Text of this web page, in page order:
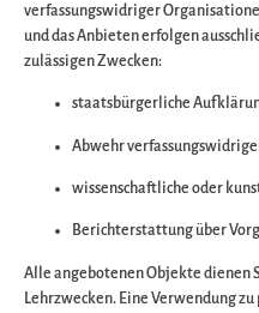
Wir
verfassungswidriger
und das Anbieten erfolgen
zulässigen Zwecken:
staatsbürgerliche
Abwehr
wissenschaftliche oder
Berichterstattung über
Alle angebotenen Objekte dienen
Lehrzwecken. Eine Verwendung